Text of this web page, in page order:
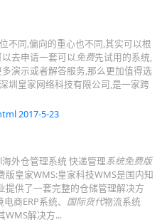
不同,偏向的重心也不同,其实可以根
去申请一套可以免费先试用的系统,
演示或者解答服务,那么更加值得选
圳皇家网络科技有限公司,是一家跨
2017-5-23
外仓管理系统 快递管理系统免费版
皇家WMS:皇家科技WMS是国内知
提供了一套完整的仓储管理解决方
商ERP系统、 国际货代物流系统
WMS解决方...